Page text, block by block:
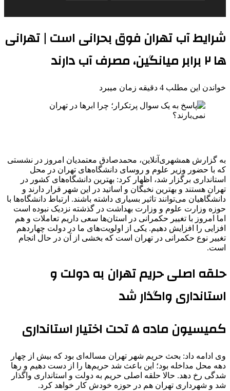
شرایط آب تهران فوق‌ بحرانی است |‌ تهرانی
ها ۲ برابر میانگین، مصرف آب دارند
خواندن این مطلب 4 دقیقه زمان میبرد
به گزارش همشهری‌آنلاین، محمدصادق معتمدیان امروز در نشستی
که با حضور وزیر علوم و روسای دانشگاه‌های تهران در محل
استانداری برگزار شد، اظهار کرد: بهترین دانشگاه‌های کشور در
تهران هستند و بهترین نخبگان و اساتید در این شهر قرار دارند و
دانشگاهیان می‌توانند تاثیر بسیاری داشته باشند. ارتباط دانشگاه‌ها با
حوزه وزارت علوم و وزارت بهداشت در گذشته نزدیک نبوده است
اما امروز با تغییر حکمرانی در استان‌ها سعی داریم تعاملات و هم
افزایی را افزایش دهیم. یکی از اولویت‌های ما در دولت چهاردهم
تغییر نوع حکمرانی در تهران است که بخشی از آن در حال انجام
است.
حلقه اصلی حریم تهران به دولت و
استانداری واگذار شد
کمیسیون ماده ۵ تحت اختیار استانداری
وی ادامه داد: بحث حریم شهر تهران مساله‌ای بود که بیش از چهار
دهه محل مداخله بود؛ این باعث شد حریم‌ها را از دست دهیم و رها
شدگی رخ دهد. حالا حلقه اصلی حریم به دولت و استانداری واگذار
شد و شهرداری تهران هم در حوزه خودش کار خواهد کرد.